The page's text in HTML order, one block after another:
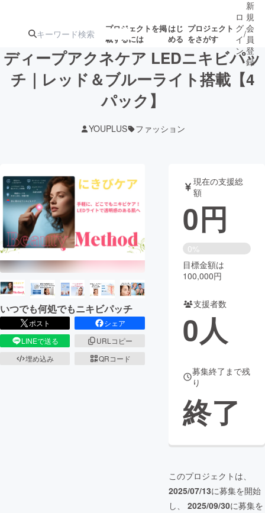
プロジェクトを掲
載するには
はじ
める
プロジェクト
をさがす
注目の新着プロ募集終了が近いプ
テクノロジー・ガジェット
映像・映画 書籍・雑誌
ビジネス・起業 チャレンジ
まちづくり・地域活性化
CAMPFIRE for Social Good
CAMPFIRE Creation
CAMPFIREふるさと納税
コミュニティ
ロ
グ
イ
ン
/
新
規
会
員
登
録
ディープアクネケア LEDニキビパッ
チ｜レッド＆ブルーライト搭載【4
パック】
YOUPLUS ファッション
いつでも何処でもニキビパッチ
ポスト
シェア
LINEで送る
URLコピー
埋め込み
QRコード
現在の支援総
額
0円
0%
目標金額は
100,000円
支援者数
0人
募集終了まで残
り
終了
このプロジェクトは、
2025/07/13に募集を開始
し、 2025/09/30に募集を